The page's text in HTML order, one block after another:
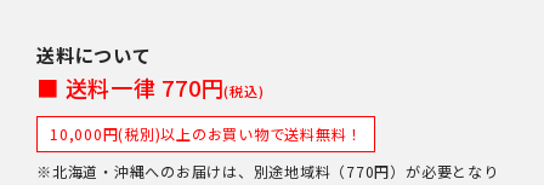
送料について
■ 送料一律 770円(税込)
10,000円(税別)以上のお買い物で送料無料！
※北海道・沖縄へのお届けは、別途地域料（770円）が必要となり